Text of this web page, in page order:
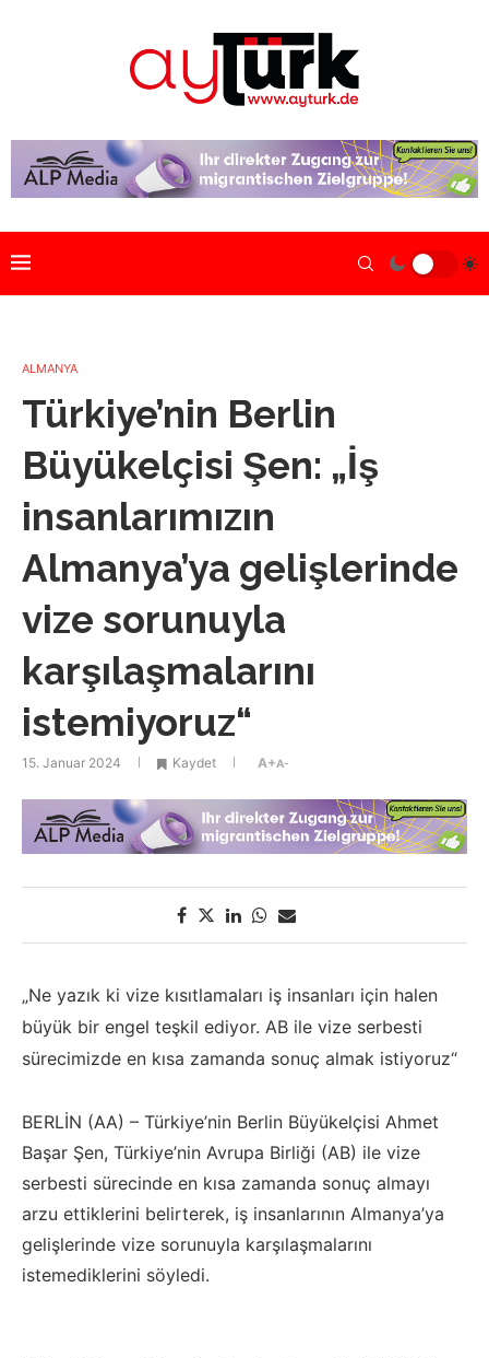
ALMANYA
Türkiye’nin Berlin
Büyükelçisi Şen: „İş
insanlarımızın
Almanya’ya gelişlerinde
vize sorunuyla
karşılaşmalarını
istemiyoruz“
15. Januar 2024 Kaydet A+A-
„Ne yazık ki vize kısıtlamaları iş insanları için halen
büyük bir engel teşkil ediyor. AB ile vize serbesti
sürecimizde en kısa zamanda sonuç almak istiyoruz“
BERLİN (AA) – Türkiye’nin Berlin Büyükelçisi Ahmet
Başar Şen, Türkiye’nin Avrupa Birliği (AB) ile vize
serbesti sürecinde en kısa zamanda sonuç almayı
arzu ettiklerini belirterek, iş insanlarının Almanya’ya
gelişlerinde vize sorunuyla karşılaşmalarını
istemediklerini söyledi.